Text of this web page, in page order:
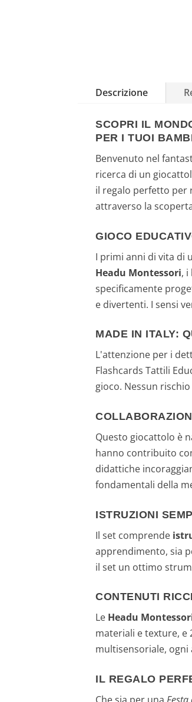
Descrizione
SCOPRI IL
PER I TUOI
Benvenuto nel
ricerca di un
il regalo perfetto per
attraverso la
GIOCO
I primi anni di vita di
Headu Montessori,
specificamente
e divertenti. I sensi
MADE IN ITALY:
L'attenzione per i
Flashcards Tattili
gioco. Nessun
Questo giocattolo è
hanno contribuito
didattiche
fondamentali della
ISTRUZIONI
Il set comprende
apprendimento, sia
il set un ottimo
CONTENUTI
Le Headu
materiali e texture, e
multisensoriale,
IL REGALO